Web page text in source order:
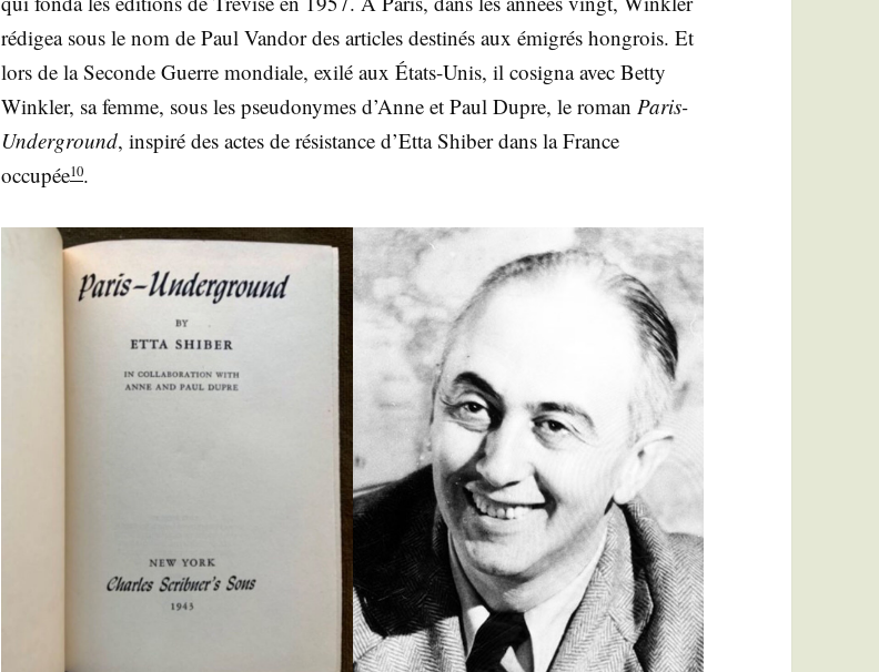
rédi­gea sous le nom de Paul Van­dor des articles des­ti­nés aux émi­grés hon­grois. Et
lors de la Seconde Guerre mon­diale, exi­lé aux États-Unis, il cosi­gna avec Bet­ty
Wink­ler, sa femme, sous les pseu­do­nymes d’Anne et Paul Dupre, le roman Paris-
Under­ground, ins­pi­ré des actes de résis­tance d’Etta Shi­ber dans la France
occu­pée10.